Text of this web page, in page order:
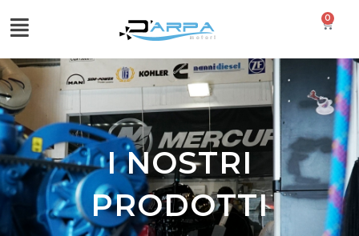
0
I NOSTRI
PRODOTTI